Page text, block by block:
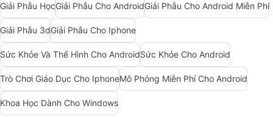
Giải Phẫu HọcGiải Phẫu Cho AndroidGiải Phẫu Cho Android Miễn Phí
Giải Phẫu 3dGiải Phẫu Cho Iphone
Sức Khỏe Và Thể Hình Cho AndroidSức Khỏe Cho Android
Trò Chơi Giáo Dục Cho IphoneMô Phỏng Miễn Phí Cho Android
Khoa Học Dành Cho Windows